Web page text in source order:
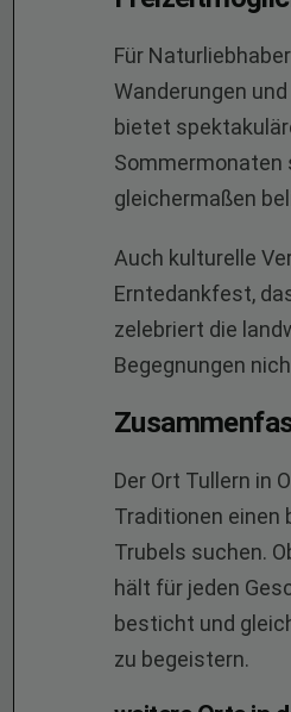
Für
Wanderungen
bietet
Sommermonaten
gleichermaßen
Auch kulturelle
Erntedankfest,
zelebriert die
Begegnungen
Der Ort Tullern in
Traditionen einen
Trubels suchen.
hält für jeden
besticht und
zu begeistern.